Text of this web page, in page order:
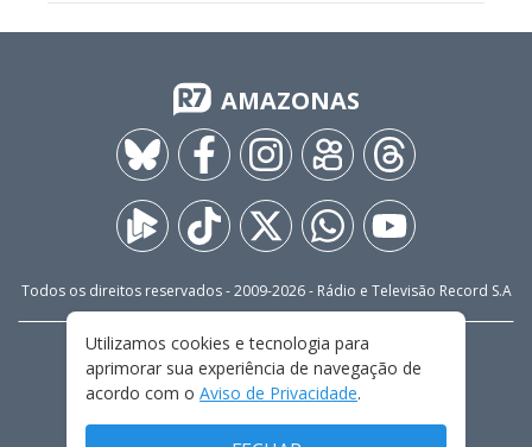
AMAZONAS
Todos os direitos reservados - 2009-2026- Rádio e Televisão Record S.A
FALE CONOSCO
PRIVACIDADE
TERMOS E CONDIÇÕES DE USO
Utilizamos cookies e tecnologia para
aprimorar sua experiência de navegação de
acordo com o Aviso de Privacidade.